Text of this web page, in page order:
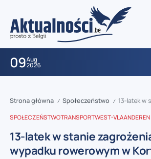
09Aug
2026
Strona główna / Społeczeństwo / 13-latek w stanie
SPOŁECZEŃSTWOTRANSPORTWEST-VLAANDEREN
13-latek w stanie
wypadku rowerowym w